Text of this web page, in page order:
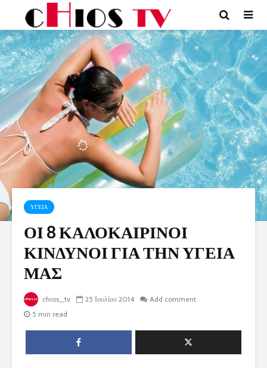
ΥΓΕΙΑ
ΟΙ 8 ΚΑΛΟΚΑΙΡΙΝΟΙ
ΚΙΝΔΥΝΟΙ ΓΙΑ ΤΗΝ ΥΓΕΙΑ
ΜΑΣ
chios_tv 25 Ιουλίου 2014
Add comment
5 min read